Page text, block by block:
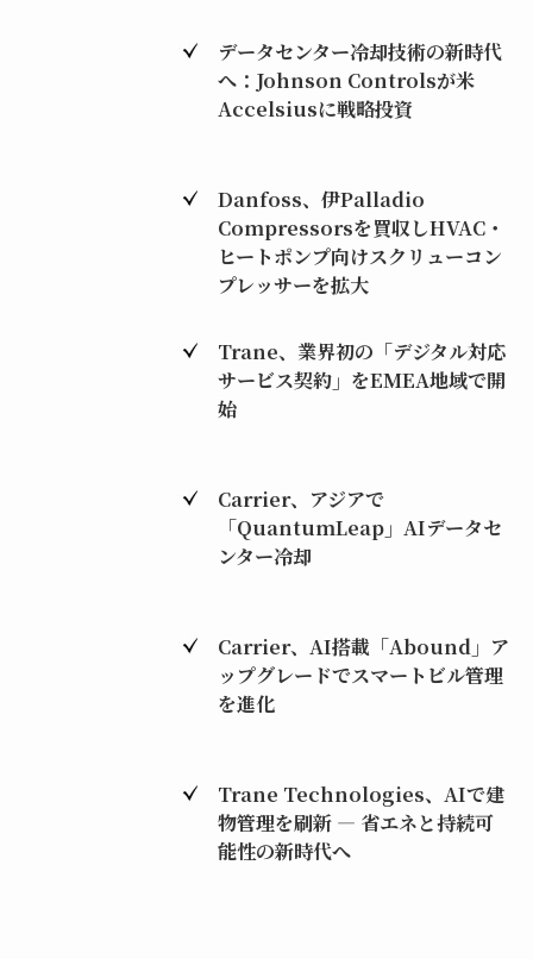
データセンター冷却技術の新時代
へ：Johnson Controlsが米
Accelsiusに戦略投資
Danfoss、伊Palladio
Compressorsを買収しHVAC・
ヒートポンプ向けスクリューコン
プレッサーを拡大
Trane、業界初の「デジタル対応
サービス契約」をEMEA地域で開
始
Carrier、アジアで
「QuantumLeap」AIデータセ
ンター冷却
Carrier、AI搭載「Abound」ア
ップグレードでスマートビル管理
を進化
Trane Technologies、AIで建
物管理を刷新 ― 省エネと持続可
能性の新時代へ